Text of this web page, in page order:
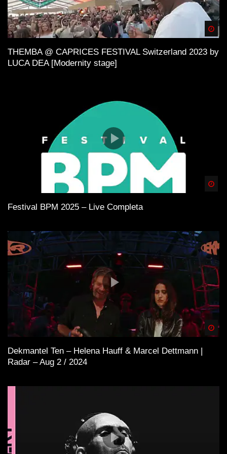
THEMBA @ CAPRICES FESTIVAL Switzerland 2023 by
LUCA DEA [Modernity stage]
Festival BPM 2025 – Live Completa
Dekmantel Ten – Helena Hauff & Marcel Dettmann |
Radar – Aug 2 / 2024